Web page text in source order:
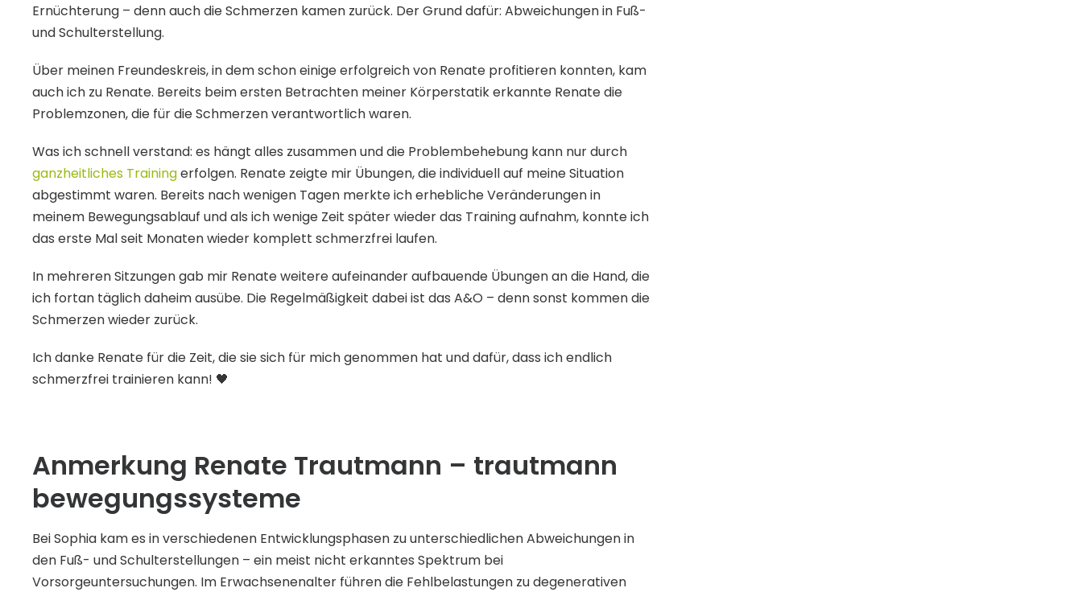
Ernüchterung – denn auch die Schmerzen kamen zurück. Der Grund dafür: Abweichungen in Fuß-
und Schulterstellung.
Über meinen Freundeskreis, in dem schon einige erfolgreich von Renate profitieren konnten, kam
auch ich zu Renate. Bereits beim ersten Betrachten meiner Körperstatik erkannte Renate die
Problemzonen, die für die Schmerzen verantwortlich waren.
Was ich schnell verstand: es hängt alles zusammen und die Problembehebung kann nur durch
ganzheitliches Trainingerfolgen. Renate zeigte mir Übungen, die individuell auf meine Situation
abgestimmt waren. Bereits nach wenigen Tagen merkte ich erhebliche Veränderungen in
meinem Bewegungsablauf und als ich wenige Zeit später wieder das Training aufnahm, konnte ich
das erste Mal seit Monaten wieder komplett schmerzfrei laufen.
In mehreren Sitzungen gab mir Renate weitere aufeinander aufbauende Übungen an die Hand, die
ich fortan täglich daheim ausübe. Die Regelmäßigkeit dabei ist das A&O – denn sonst kommen die
Schmerzen wieder zurück.
Ich danke Renate für die Zeit, die sie sich für mich genommen hat und dafür, dass ich endlich
schmerzfrei trainieren kann! 🖤
Anmerkung Renate Trautmann – trautmann
bewegungssysteme
Bei Sophia kam es in verschiedenen Entwicklungsphasen zu unterschiedlichen Abweichungen in
den Fuß- und Schulterstellungen – ein meist nicht erkanntes Spektrum bei
Vorsorgeuntersuchungen. Im Erwachsenenalter führen die Fehlbelastungen zu degenerativen